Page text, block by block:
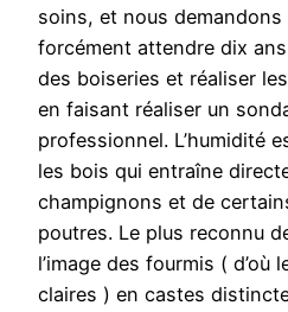
soins, et nous demandons
forcément attendre dix
des boiseries et réaliser
en faisant réaliser un
professionnel. L’humidité
les bois qui entraîne
champignons et de
poutres. Le plus reconnu
l’image des fourmis ( d’où
claires ) en castes